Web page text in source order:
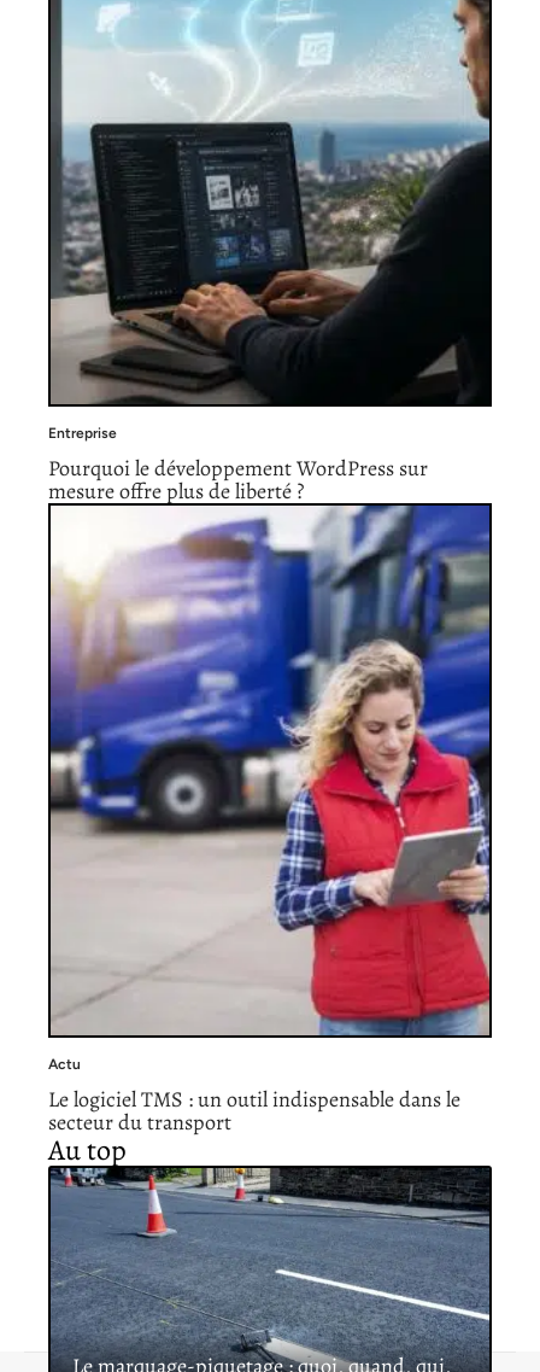
Entreprise
Pourquoi le développement WordPress sur
mesure offre plus de liberté ?
Actu
Le logiciel TMS : un outil indispensable dans le
secteur du transport
Au top